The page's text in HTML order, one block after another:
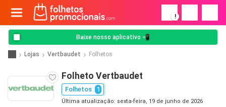
!
Baixe nosso aplicativo 📲
Lojas Vertbaudet Folhetos
Folheto Vertbaudet
Folhetos 1
Última atualização: sexta-feira, 19 de junho de 2026